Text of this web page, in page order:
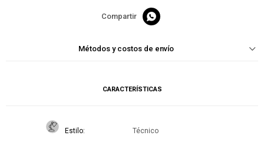

Métodos y costos de envío
CARACTERÍSTICAS
Estilo Técnico